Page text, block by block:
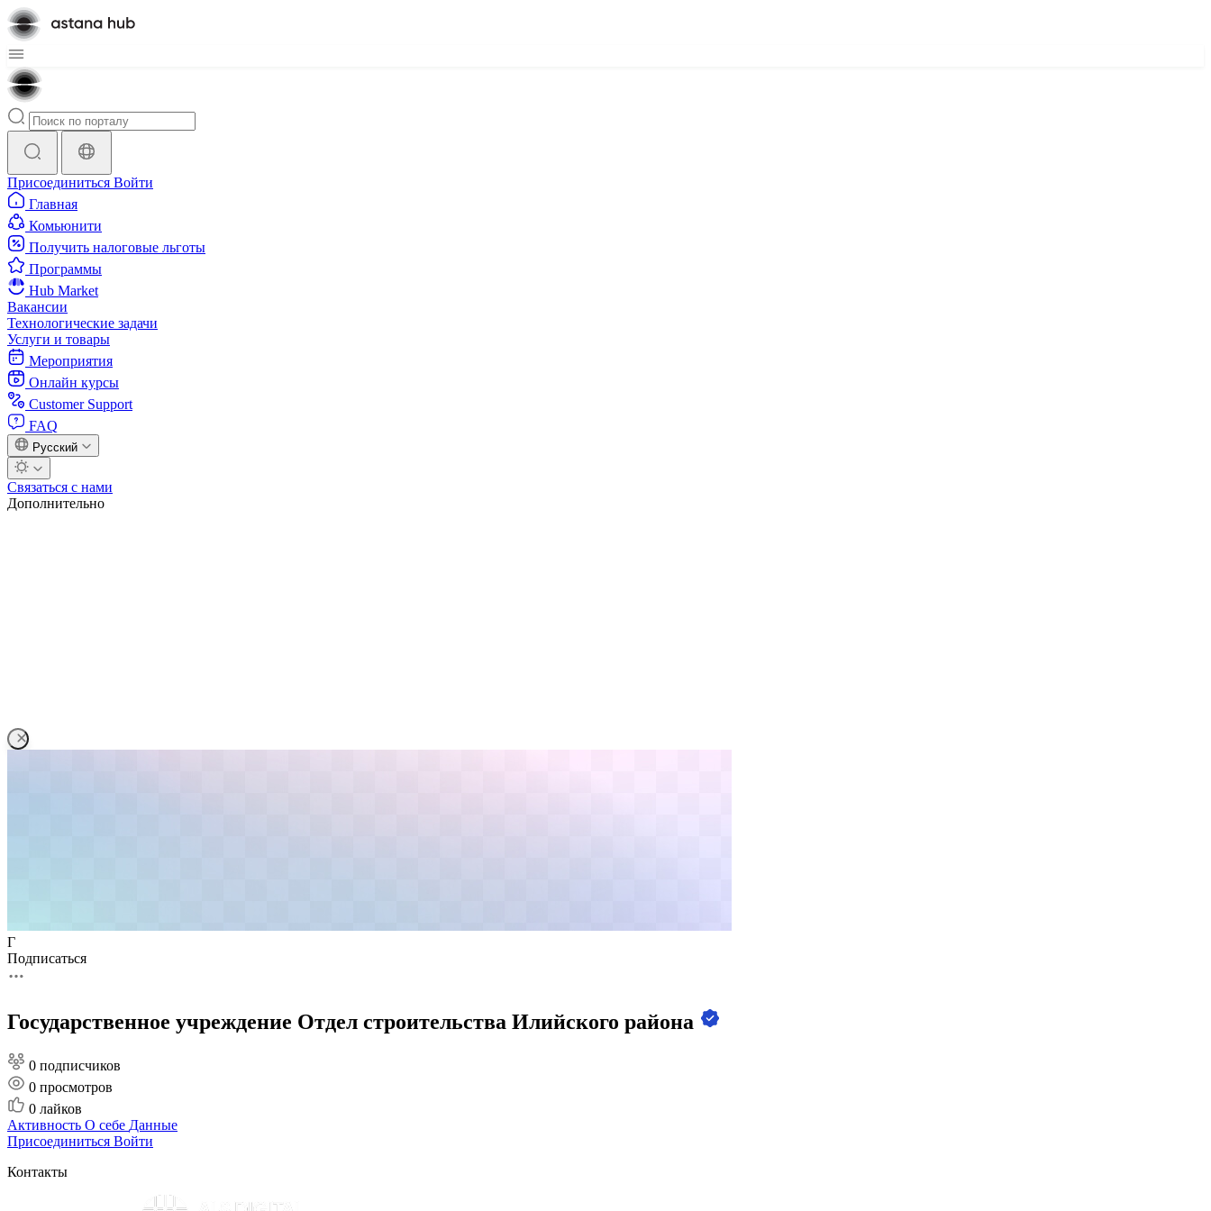
Присоединиться Войти
Главная
Комьюнити
Получить налоговые льготы
Программы
Hub Market
Вакансии
Технологические задачи
Услуги и товары
Мероприятия
Онлайн курсы
Customer Support
FAQ
Русский
Связаться с нами
Дополнительно
Г
Подписаться
Государственное учреждение Отдел строительства Илийского района
0 подписчиков
0 просмотров
0 лайков
Активность О себе Данные
Присоединиться Войти
Контакты